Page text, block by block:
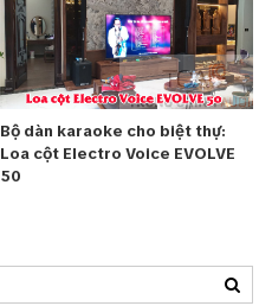
Bộ dàn karaoke cho biệt thự:
Loa cột Electro Voice EVOLVE
50